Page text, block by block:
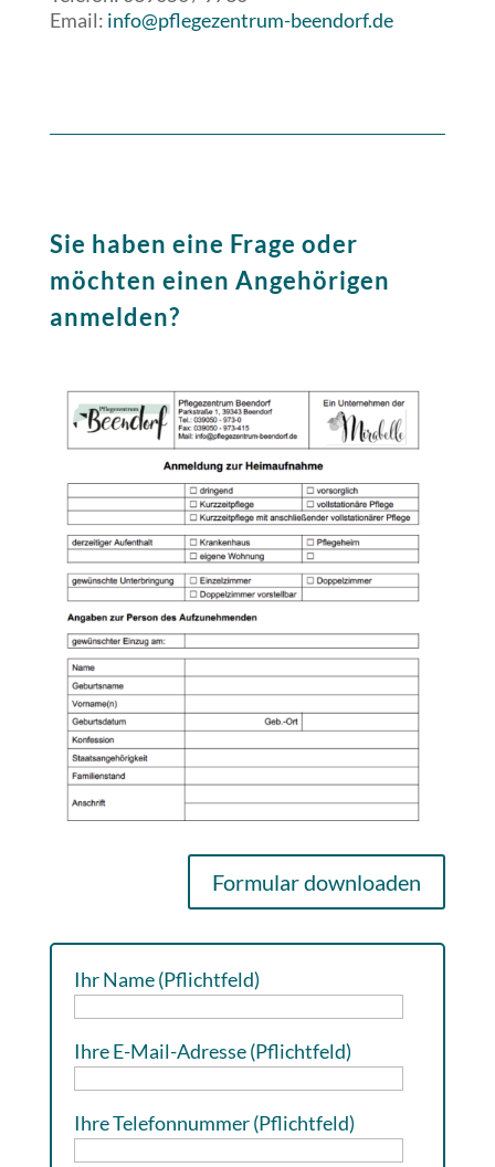
Email: info@pflegezentrum-beendorf.de
Sie haben eine Frage oder
möchten einen Angehörigen
anmelden?
Formular downloaden
Ihr Name (Pflichtfeld)
Ihre E-Mail-Adresse (Pflichtfeld)
Ihre Telefonnummer (Pflichtfeld)